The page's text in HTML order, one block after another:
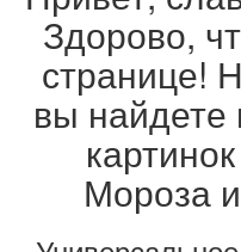
Здорово,
странице!
вы найдете
Мороза